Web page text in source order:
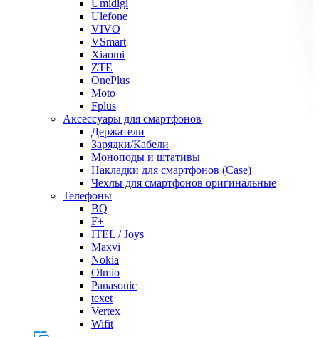
Umidigi
Ulefone
VIVO
VSmart
Xiaomi
ZTE
OnePlus
Moto
Fplus
Аксессуары для смартфонов
Держатели
Зарядки/Кабели
Моноподы и штативы
Накладки для смартфонов (Case)
Чехлы для смартфонов оригинальные
Телефоны
BQ
F+
ITEL / Joys
Maxvi
Nokia
Olmio
Panasonic
texet
Vertex
Wifit